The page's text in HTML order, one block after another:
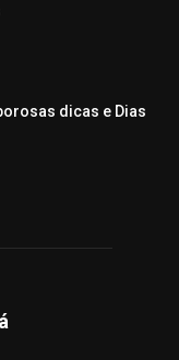
dicas e Dias